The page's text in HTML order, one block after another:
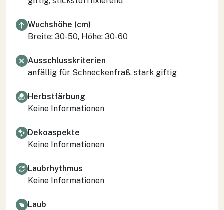
Wuchshöhe (cm)
Breite: 30-50, Höhe: 30-60
Ausschlusskriterien
anfällig für Schneckenfraß, stark giftig
Herbstfärbung
Keine Informationen
Dekoaspekte
Keine Informationen
Laubrhythmus
Keine Informationen
Laub